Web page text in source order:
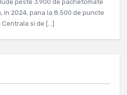
peste 3.900 de pachetomate
in 2024, pana la 8.500 de puncte
si de […]